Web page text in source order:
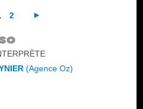
2
(Agence Oz)